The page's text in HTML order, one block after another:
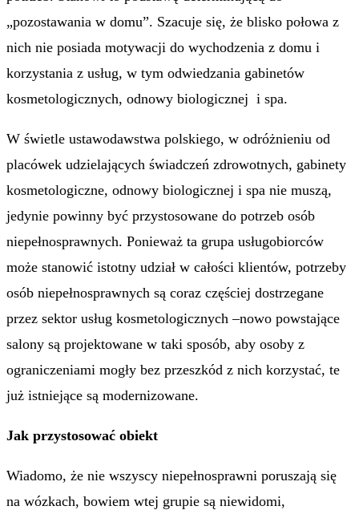
„pozostawania w domu”. Szacuje się, że blisko połowa z
nich nie posiada motywacji do wychodzenia z domu i
korzystania z usług, w tym odwiedzania gabinetów
kosmetologicznych, odnowy biologicznej i spa.
W świetle ustawodawstwa polskiego, w odróżnieniu od
placówek udzielających świadczeń zdrowotnych, gabinety
kosmetologiczne, odnowy biologicznej i spa nie muszą,
jedynie powinny być przystosowane do potrzeb osób
niepełnosprawnych. Ponieważ ta grupa usługobiorców
może stanowić istotny udział w całości klientów, potrzeby
osób niepełnosprawnych są coraz częściej dostrzegane
przez sektor usług kosmetologicznych –nowo powstające
salony są projektowane w taki sposób, aby osoby z
ograniczeniami mogły bez przeszkód z nich korzystać, te
już istniejące są modernizowane.
Jak przystosować obiekt
Wiadomo, że nie wszyscy niepełnosprawni poruszają się
na wózkach, bowiem wtej grupie są niewidomi,